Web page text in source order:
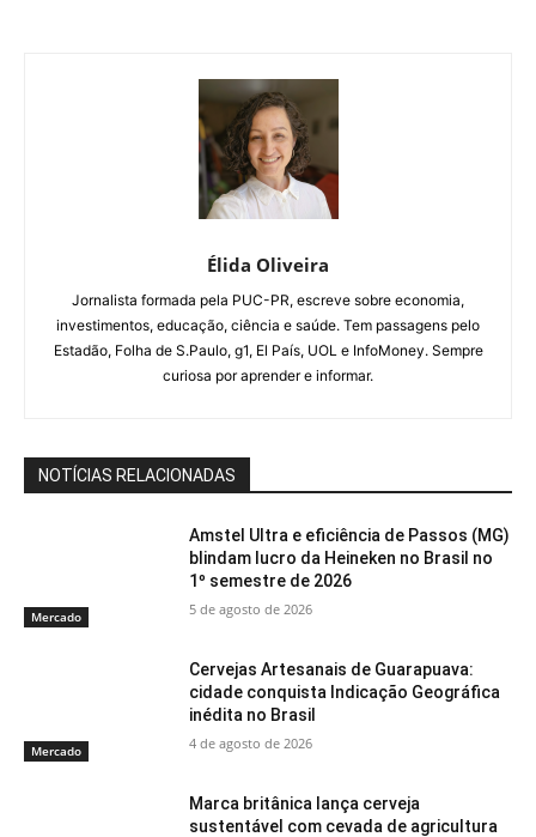
Élida Oliveira
Jornalista formada pela PUC-PR, escreve sobre economia,
investimentos, educação, ciência e saúde. Tem passagens pelo
Estadão, Folha de S.Paulo, g1, El País, UOL e InfoMoney. Sempre
curiosa por aprender e informar.
NOTÍCIAS RELACIONADAS
Mercado
Amstel Ultra e eficiência de Passos (MG)
blindam lucro da Heineken no Brasil no
1º semestre de 2026
5 de agosto de 2026
Mercado
Cervejas Artesanais de Guarapuava:
cidade conquista Indicação Geográfica
inédita no Brasil
4 de agosto de 2026
Marca britânica lança cerveja
sustentável com cevada de agricultura